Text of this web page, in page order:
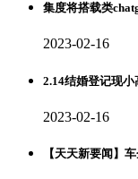
集度将搭载类
2023-02-16
2.14结婚登记现
2023-02-16
【天天新要闻】